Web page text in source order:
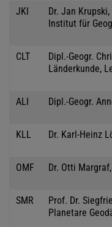
JKI
Dr. Jan
Institut für
CLT
Dipl.-Geogr.
Länderkunde,
ALI Dipl.-Geogr.
KLL Dr. Karl-Heinz
OMF Dr. Otti
SMR
Prof. Dr.
Planetare